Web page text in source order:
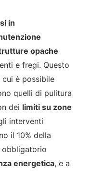
in
opache
e fregi. Questo
è possibile
quelli di pulitura
dei limiti su zone
interventi
il 10% della
obbligatorio
energetica, e a